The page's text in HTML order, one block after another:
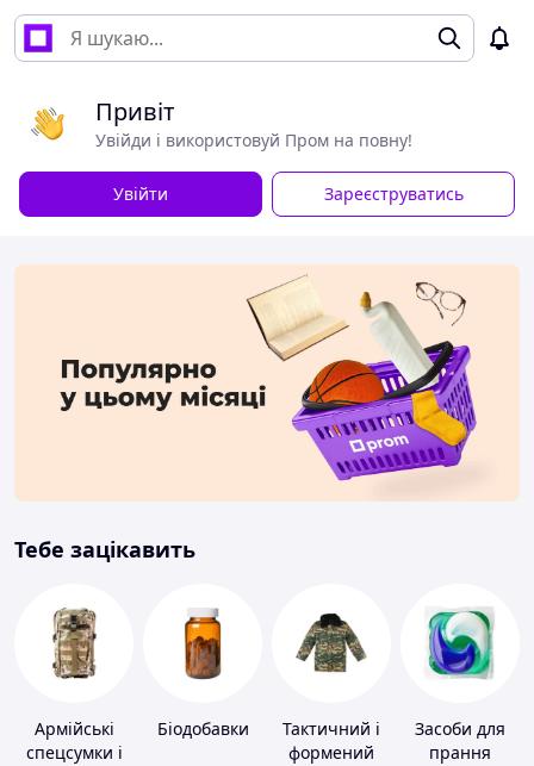
Привіт
Увійди і використовуй Пром на повну!
Увійти Зареєструватись
Тебе зацікавить
Армійські
спецсумки і
Біодобавки
Тактичний і
формений
Засоби для
прання